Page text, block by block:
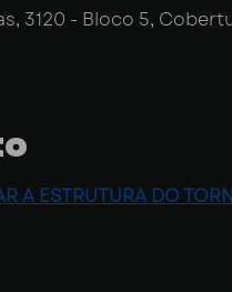
3120 - Bloco 5,
A ESTRUTURA DO